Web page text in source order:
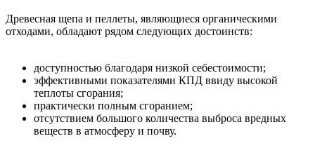
Древесная щепа и пеллеты, являющиеся органическими
отходами, обладают рядом следующих достоинств:
доступностью благодаря низкой себестоимости;
эффективными показателями КПД ввиду высокой
теплоты сгорания;
практически полным сгоранием;
отсутствием большого количества выброса вредных
веществ в атмосферу и почву.